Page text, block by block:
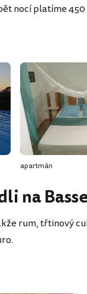
nocí platíme
apartmán
na
rum, třtinový